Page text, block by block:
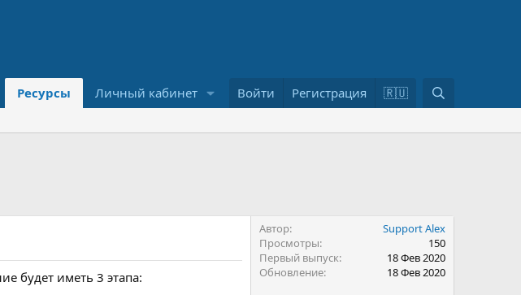
Ресурсы Личный кабинет Войти Регистрация 🇷🇺
о
будет иметь 3 этапа:
Автор
Support Alex
Просмотры
150
Первый выпуск
18 Фев 2020
Обновление
18 Фев 2020